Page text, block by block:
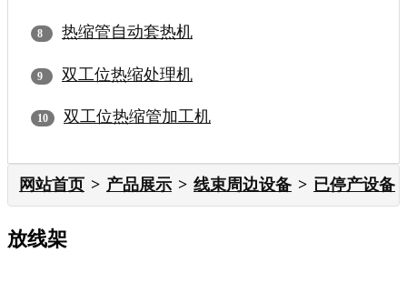
热缩管自动套热机
双工位热缩处理机
双工位热缩管加工机
网站首页 产品展示 线束周边设备 已停产设备
放线架